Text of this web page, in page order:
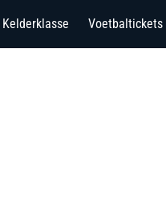
Kelderklasse Voetbaltickets